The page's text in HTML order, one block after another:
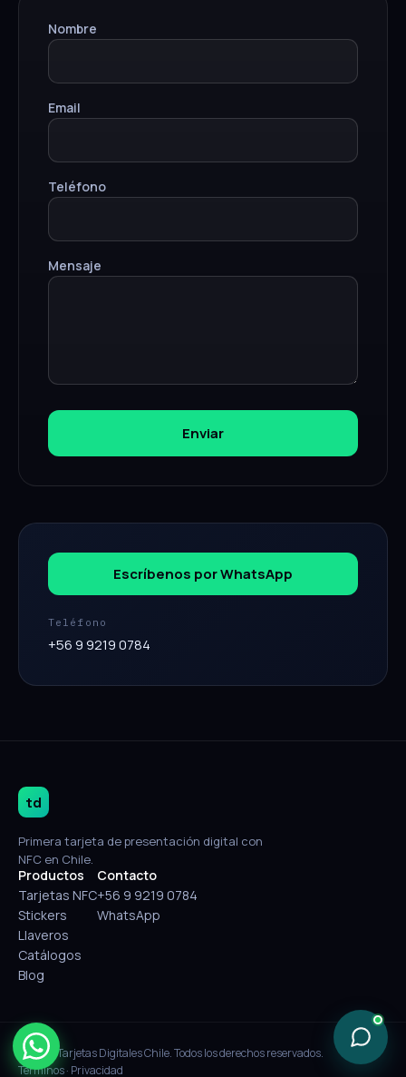
Nombre
Email
Teléfono
Mensaje
Enviar
Escríbenos por WhatsApp
Teléfono
+56 9 9219 0784
td
Primera tarjeta de presentación digital con
NFC en Chile.
Productos
Tarjetas NFC
Stickers
Llaveros
Catálogos
Blog
Contacto
+56 9 9219 0784
WhatsApp
© 2026 Tarjetas Digitales Chile. Todos los derechos reservados.
Términos· Privacidad